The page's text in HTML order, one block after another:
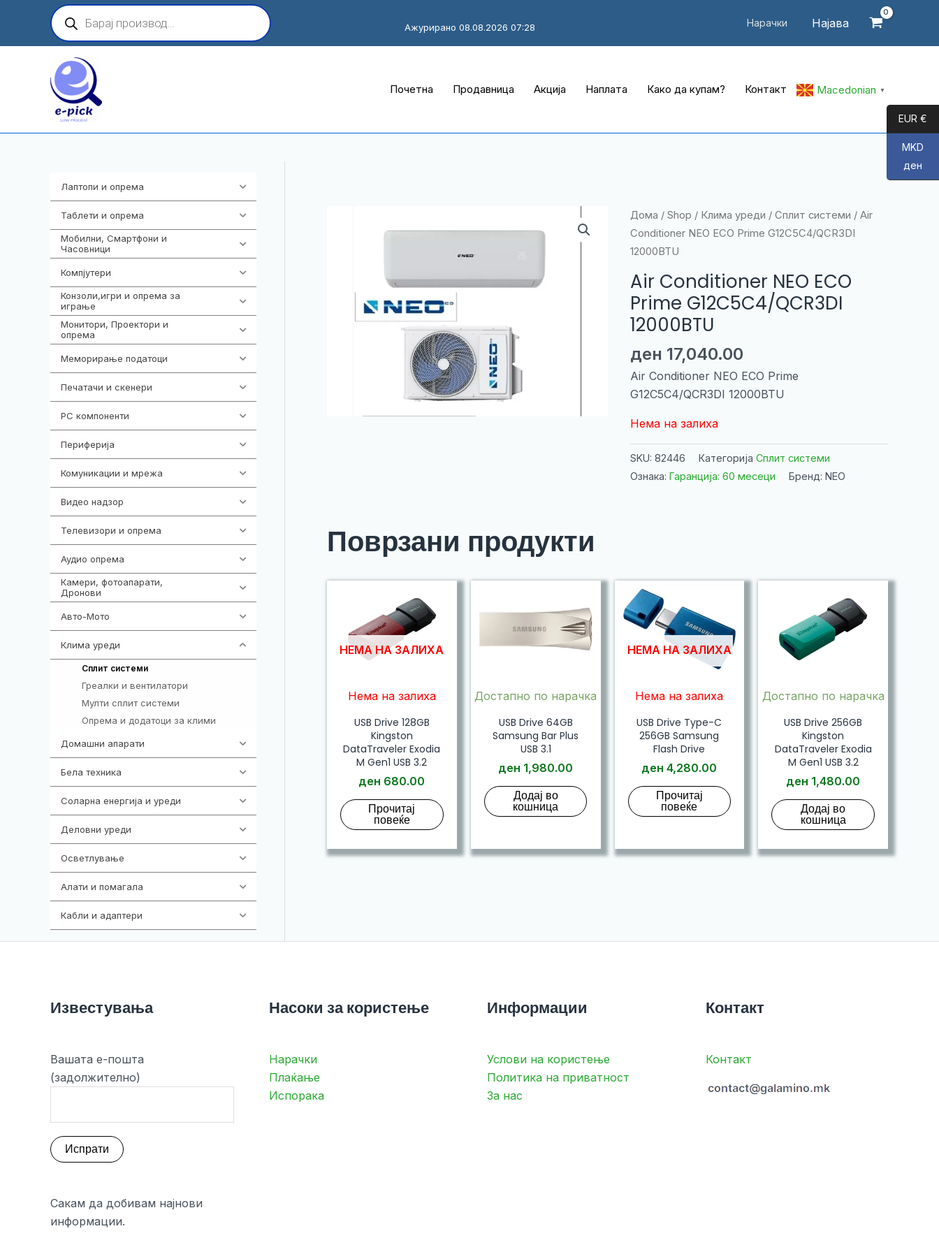
content
Products
search
Нарачки Најава
Ажурирано 08.08.2026 07:28
Почетна Продавница Акција Наплата Како да купам? Контакт Macedonian ▼
Лаптопи и опрема
Таблети и опрема
Мобилни, Смартфони и
Часовници
Компјутери
Конзоли,игри и опрема за
играње
Монитори, Проектори и
опрема
Меморирање податоци
Печатачи и скенери
PC компоненти
Периферија
Комуникации и мрежа
Видео надзор
Телевизори и опрема
Аудио опрема
Камери, фотоапарати,
Дронови
Авто-Мото
Клима уреди
Сплит системи
Греалки и вентилатори
Мулти сплит системи
Опрема и додатоци за клими
Домашни апарати
Бела техника
Соларна енергија и уреди
Деловни уреди
Осветлување
Алати и помагала
Кабли и адаптери
Дома / Shop / Клима уреди / Сплит системи / Air
Conditioner NEO ECO Prime G12C5C4/QCR3DI
12000BTU
Air Conditioner NEO ECO
Prime G12C5C4/QCR3DI
12000BTU
ден 17,040.00
Air Conditioner NEO ECO Prime
G12C5C4/QCR3DI 12000BTU
Нема на залиха
SKU: 82446 Категорија Сплит системи
Ознака: Гаранција: 60 месеци Бренд: NEO
Поврзани продукти
НЕМА НА ЗАЛИХА
Нема на залиха
USB Drive 128GB
Kingston
DataTraveler Exodia
M Gen1 USB 3.2
ден 680.00
Прочитај
повеќе
Достапно по нарачка
USB Drive 64GB
Samsung Bar Plus
USB 3.1
ден 1,980.00
Додај во
кошница
НЕМА НА ЗАЛИХА
Нема на залиха
USB Drive Type-C
256GB Samsung
Flash Drive
ден 4,280.00
Прочитај
повеќе
Достапно по нарачка
USB Drive 256GB
Kingston
DataTraveler Exodia
M Gen1 USB 3.2
ден 1,480.00
Додај во
кошница
Известувања
Вашата е-пошта
(задолжително)
Сакам да добивам најнови
информации.
Насоки за користење
Нарачки
Плаќање
Испорака
Информации
Услови на користење
Политика на приватност
За нас
Контакт
Контакт
EUR €
MKD
ден